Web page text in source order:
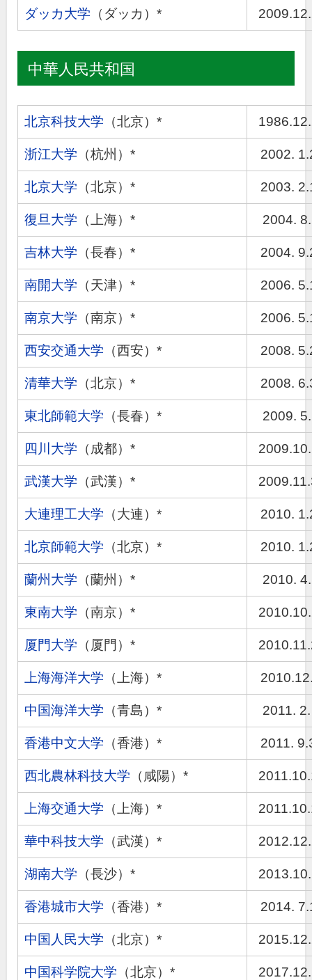
ダッカ大学 （ダッカ）*
中華人民共和国
北京科技大学 （北京）*
浙江大学 （杭州）* 2002.
北京大学 （北京）* 2003.
復旦大学 （上海）* 2004.
吉林大学 （長春）* 2004.
南開大学 （天津）* 2006.
南京大学 （南京）* 2006.
西安交通大学 （西安）* 2008.
清華大学 （北京）* 2008.
東北師範大学 （長春）* 2009.
四川大学 （成都）*
武漢大学 （武漢）*
大連理工大学 （大連）* 2010.
北京師範大学 （北京）* 2010.
蘭州大学 （蘭州）* 2010.
東南大学 （南京）*
厦門大学 （厦門）*
上海海洋大学 （上海）*
中国海洋大学 （青島）* 2011.
香港中文大学 （香港）* 2011.
西北農林科技大学 （咸陽）*
上海交通大学 （上海）*
華中科技大学 （武漢）*
湖南大学 （長沙）*
香港城市大学 （香港）* 2014.
中国人民大学 （北京）*
中国科学院大学 （北京）*